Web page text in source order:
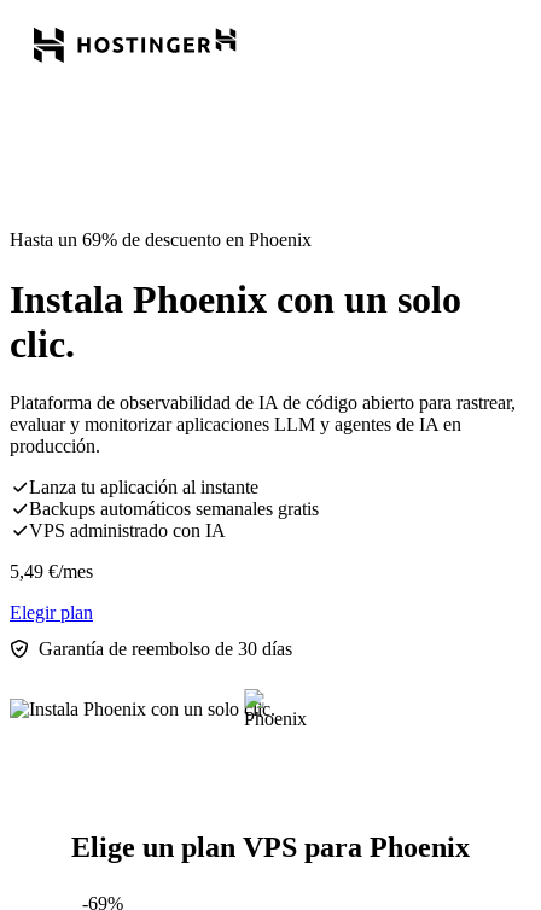
Hasta un 69% de descuento en Phoenix
Instala Phoenix con un solo
clic.
Plataforma de observabilidad de IA de código abierto para rastrear,
evaluar y monitorizar aplicaciones LLM y agentes de IA en
producción.
Lanza tu aplicación al instante
Backups automáticos semanales gratis
VPS administrado con IA
5,49 €/mes
Elegir plan
Garantía de reembolso de 30 días
Elige un plan VPS para Phoenix
-69%